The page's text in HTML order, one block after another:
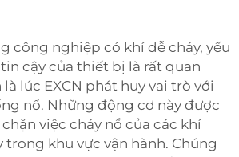
công nghiệp có khí dễ cháy, yếu
cậy của thiết bị là rất quan
lúc EXCN phát huy vai trò với
nổ. Những động cơ này được
việc cháy nổ của các khí
trong khu vực vận hành. Chúng